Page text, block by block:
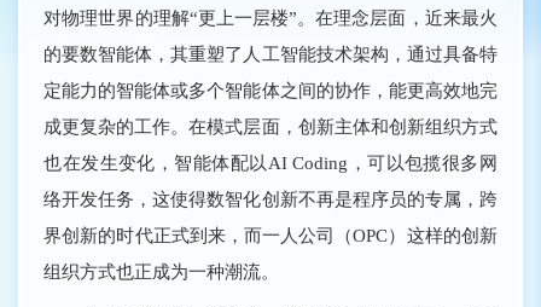
对物理世界的理解“更上一层楼”。在理念层面，近来最火
的要数智能体，其重塑了人工智能技术架构，通过具备特
定能力的智能体或多个智能体之间的协作，能更高效地完
成更复杂的工作。在模式层面，创新主体和创新组织方式
也在发生变化，智能体配以AI Coding，可以包揽很多网
络开发任务，这使得数智化创新不再是程序员的专属，跨
界创新的时代正式到来，而一人公司（OPC）这样的创新
组织方式也正成为一种潮流。